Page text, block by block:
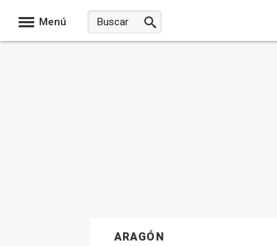
Menú
ARAGÓN